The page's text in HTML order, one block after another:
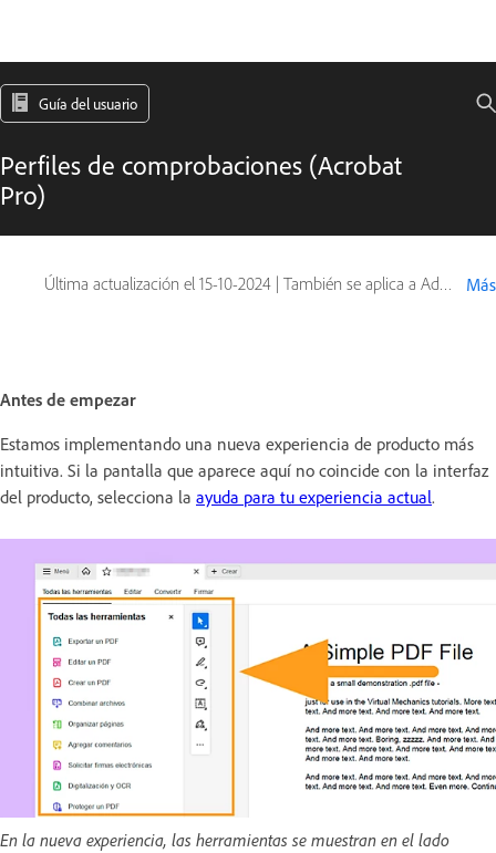
Guía del usuario
Perfiles de comprobaciones (Acrobat
Pro)
Última actualización el 15-10-2024 | También se aplica a Adobe Acrobat 2017, Adobe Acrobat 2020 Más
Antes de empezar
Estamos implementando una nueva experiencia de producto más
intuitiva. Si la pantalla que aparece aquí no coincide con la interfaz
del producto, selecciona la ayuda para tu experiencia actual.
En la nueva experiencia, las herramientas se muestran en el lado